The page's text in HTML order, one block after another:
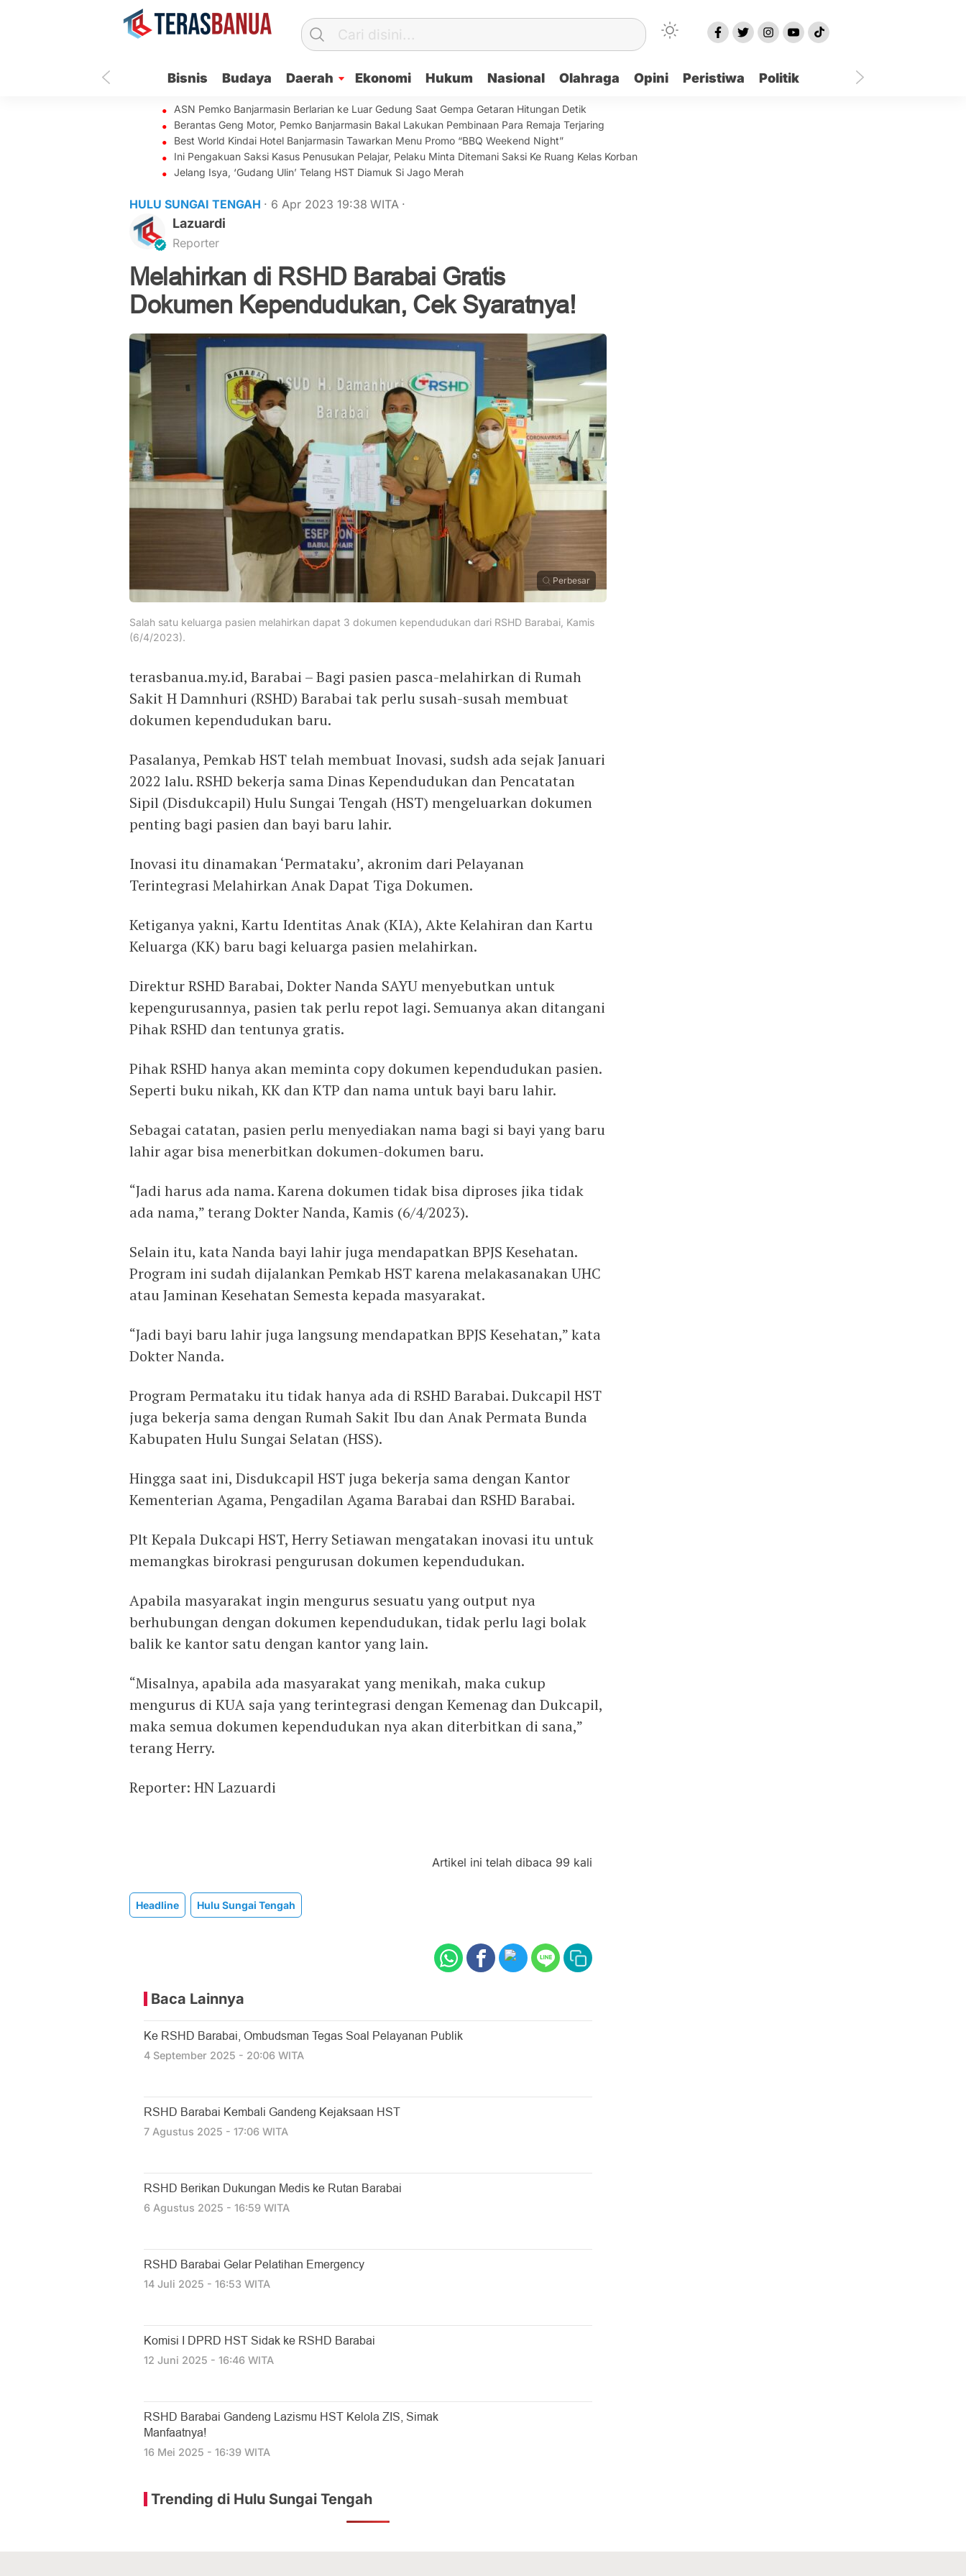
Bisnis Budaya Daerah Ekonomi Hukum Nasional Olahraga Opini Peristiwa Politik
ASN Pemko Banjarmasin Berlarian ke Luar Gedung Saat Gempa Getaran Hitungan Detik
Berantas Geng Motor, Pemko Banjarmasin Bakal Lakukan Pembinaan Para Remaja Terjaring
Best World Kindai Hotel Banjarmasin Tawarkan Menu Promo “BBQ Weekend Night”
Ini Pengakuan Saksi Kasus Penusukan Pelajar, Pelaku Minta Ditemani Saksi Ke Ruang Kelas Korban
Jelang Isya, ‘Gudang Ulin’ Telang HST Diamuk Si Jago Merah
HULU SUNGAI TENGAH · 6 Apr 2023 19:38 WITA ·
Lazuardi
Reporter
Melahirkan di RSHD Barabai Gratis
Dokumen Kependudukan, Cek Syaratnya!
Perbesar
Salah satu keluarga pasien melahirkan dapat 3 dokumen kependudukan dari RSHD Barabai, Kamis
(6/4/2023).
terasbanua.my.id, Barabai – Bagi pasien pasca-melahirkan di Rumah
Sakit H Damnhuri (RSHD) Barabai tak perlu susah-susah membuat
dokumen kependudukan baru.
Pasalanya, Pemkab HST telah membuat Inovasi, sudsh ada sejak Januari
2022 lalu. RSHD bekerja sama Dinas Kependudukan dan Pencatatan
Sipil (Disdukcapil) Hulu Sungai Tengah (HST) mengeluarkan dokumen
penting bagi pasien dan bayi baru lahir.
Inovasi itu dinamakan ‘Permataku’, akronim dari Pelayanan
Terintegrasi Melahirkan Anak Dapat Tiga Dokumen.
Ketiganya yakni, Kartu Identitas Anak (KIA), Akte Kelahiran dan Kartu
Keluarga (KK) baru bagi keluarga pasien melahirkan.
Direktur RSHD Barabai, Dokter Nanda SAYU menyebutkan untuk
kepengurusannya, pasien tak perlu repot lagi. Semuanya akan ditangani
Pihak RSHD dan tentunya gratis.
Pihak RSHD hanya akan meminta copy dokumen kependudukan pasien.
Seperti buku nikah, KK dan KTP dan nama untuk bayi baru lahir.
Sebagai catatan, pasien perlu menyediakan nama bagi si bayi yang baru
lahir agar bisa menerbitkan dokumen-dokumen baru.
“Jadi harus ada nama. Karena dokumen tidak bisa diproses jika tidak
ada nama,” terang Dokter Nanda, Kamis (6/4/2023).
Selain itu, kata Nanda bayi lahir juga mendapatkan BPJS Kesehatan.
Program ini sudah dijalankan Pemkab HST karena melakasanakan UHC
atau Jaminan Kesehatan Semesta kepada masyarakat.
“Jadi bayi baru lahir juga langsung mendapatkan BPJS Kesehatan,” kata
Dokter Nanda.
Program Permataku itu tidak hanya ada di RSHD Barabai. Dukcapil HST
juga bekerja sama dengan Rumah Sakit Ibu dan Anak Permata Bunda
Kabupaten Hulu Sungai Selatan (HSS).
Hingga saat ini, Disdukcapil HST juga bekerja sama dengan Kantor
Kementerian Agama, Pengadilan Agama Barabai dan RSHD Barabai.
Plt Kepala Dukcapi HST, Herry Setiawan mengatakan inovasi itu untuk
memangkas birokrasi pengurusan dokumen kependudukan.
Apabila masyarakat ingin mengurus sesuatu yang output nya
berhubungan dengan dokumen kependudukan, tidak perlu lagi bolak
balik ke kantor satu dengan kantor yang lain.
“Misalnya, apabila ada masyarakat yang menikah, maka cukup
mengurus di KUA saja yang terintegrasi dengan Kemenag dan Dukcapil,
maka semua dokumen kependudukan nya akan diterbitkan di sana,”
terang Herry.
Reporter: HN Lazuardi
Artikel ini telah dibaca 99 kali
Headline Hulu Sungai Tengah
Baca Lainnya
Ke RSHD Barabai, Ombudsman Tegas Soal Pelayanan Publik
4 September 2025 - 20:06 WITA
RSHD Barabai Kembali Gandeng Kejaksaan HST
7 Agustus 2025 - 17:06 WITA
RSHD Berikan Dukungan Medis ke Rutan Barabai
6 Agustus 2025 - 16:59 WITA
RSHD Barabai Gelar Pelatihan Emergency
14 Juli 2025 - 16:53 WITA
Komisi I DPRD HST Sidak ke RSHD Barabai
12 Juni 2025 - 16:46 WITA
RSHD Barabai Gandeng Lazismu HST Kelola ZIS, Simak
Manfaatnya!
16 Mei 2025 - 16:39 WITA
Trending di Hulu Sungai Tengah